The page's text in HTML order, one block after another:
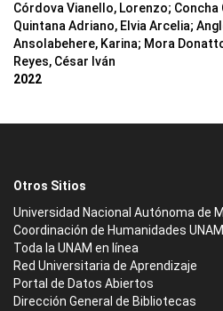
Córdova Vianello, Lorenzo; Concha
Quintana Adriano, Elvia Arcelia;
Ansolabehere, Karina; Mora
Reyes, César Iván
2022
Otros Sitios
Universidad Nacional Autónoma de
Coordinación de Humanidades UNAM
Toda la UNAM en línea
Red Universitaria de Aprendizaje
Portal de Datos Abiertos
Dirección General de Bibliotecas